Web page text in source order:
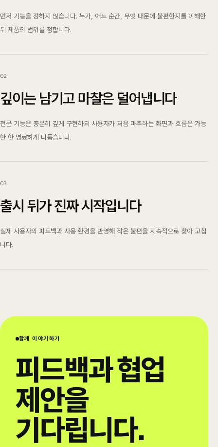
먼저 기능을 정하지 않습니다. 누가, 어느 순간, 무엇 때문에 불편한지를 이해한
뒤 제품의 범위를 정합니다.
02
깊이는 남기고 마찰은 덜어냅니다
전문 기능은 충분히 깊게 구현하되 사용자가 처음 마주하는 화면과 흐름은 가능
한 한 명료하게 다듬습니다.
03
출시 뒤가 진짜 시작입니다
실제 사용자의 피드백과 사용 환경을 반영해 작은 불편을 지속적으로 찾아 고칩
니다.
함께 이야기하기
피드백과 협업
제안을
기다립니다.